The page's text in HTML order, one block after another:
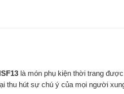
là món phụ kiện thời trang
thu hút sự chú ý của mọi người